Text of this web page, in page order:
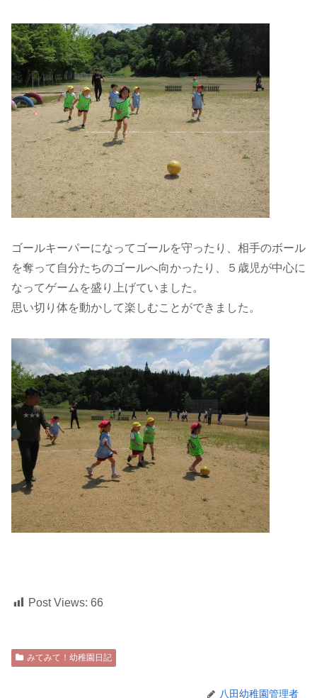
ゴールキーパーになってゴールを守ったり、相手のボール
を奪って自分たちのゴールへ向かったり、５歳児が中心に
なってゲームを盛り上げていました。
思い切り体を動かして楽しむことができました。
Post Views: 66
みてみて！幼稚園日記
八田幼稚園管理者